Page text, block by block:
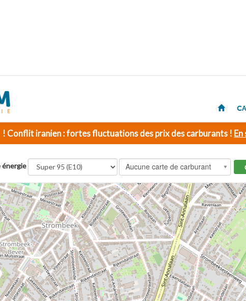
! Conflit iranien : fortes fluctuations des prix des carburants ! En
énergie Aucune carte de carburant